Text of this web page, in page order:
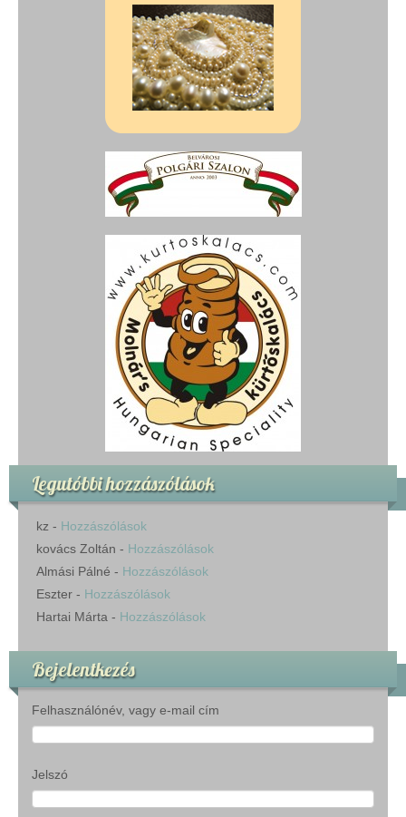
Legutóbbi hozzászólások
kz - Hozzászólások
kovács Zoltán - Hozzászólások
Almási Pálné - Hozzászólások
Eszter - Hozzászólások
Hartai Márta - Hozzászólások
Bejelentkezés
Felhasználónév, vagy e-mail cím
Jelszó